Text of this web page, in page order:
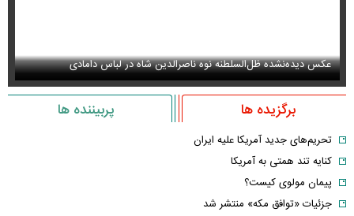
عکس دیده‌نشده ظل‌السلطنه نوه ناصرالدین شاه در لباس دامادی
برگزیده ها پربیننده ها
تحریم‌های جدید آمریکا علیه ایران
کنایه تند همتی به آمریکا
پیمان مولوی کیست؟
جزئیات «توافق مکه» منتشر شد